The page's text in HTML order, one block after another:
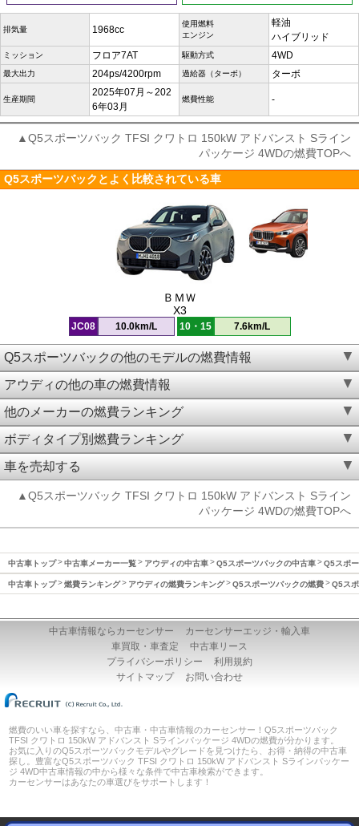
排気量 1968cc
使用燃料
エンジン
軽油
ハイブリッド
ミッション フロア7AT 駆動方式 4WD
最大出力 204ps/4200rpm 過給器（ターボ） ターボ
生産期間
2025年07月～202
6年03月
燃費性能 -
▲Q5スポーツバック TFSI クワトロ 150kW アドバンスト Sライン
パッケージ 4WDの燃費TOPへ
Q5スポーツバックとよく比較されている車
ＢＭＷ
X3
JC08 10.0km/L 10・15 7.6km/L
Q5スポーツバックの他のモデルの燃費情報
アウディの他の車の燃費情報
他のメーカーの燃費ランキング
ボディタイプ別燃費ランキング
車を売却する
▲Q5スポーツバック TFSI クワトロ 150kW アドバンスト Sライン
パッケージ 4WDの燃費TOPへ
中古車トップ 中古車メーカー一覧 アウディの中古車 Q5スポーツバックの中古車 Q5スポ
中古車トップ 燃費ランキング アウディの燃費ランキング Q5スポーツバックの燃費 Q5ス
中古車情報ならカーセンサー
カーセンサーエッジ・輸入車
車買取・車査定
中古車リース
プライバシーポリシー
利用規約
サイトマップ
お問い合わせ
燃費のいい車を探すなら、中古車・中古車情報のカーセンサー！Q5スポーツバック
TFSI クワトロ 150kW アドバンスト Sラインパッケージ 4WDの燃費が分かります。
お気に入りのQ5スポーツバックモデルやグレードを見つけたら、お得・納得の中古車
探し。豊富なQ5スポーツバック TFSI クワトロ 150kW アドバンスト Sラインパッケー
ジ 4WD中古車情報の中から様々な条件で中古車検索ができます。
カーセンサーはあなたの車選びをサポートします！